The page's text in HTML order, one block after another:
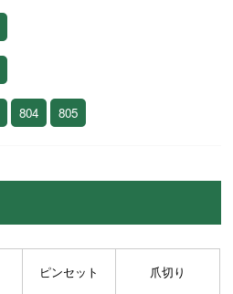
804 805
ピンセット 爪切り